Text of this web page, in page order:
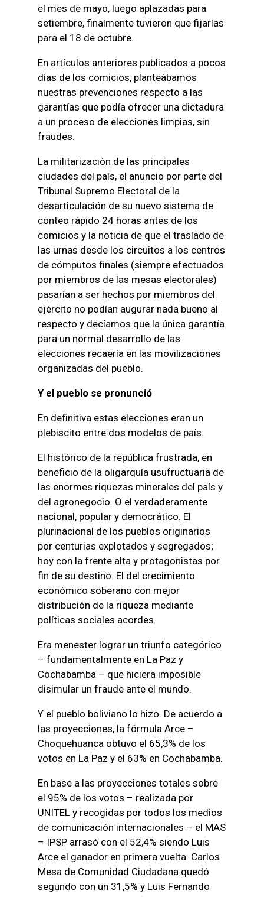
el mes de mayo, luego aplazadas para
setiembre, finalmente tuvieron que fijarlas
para el 18 de octubre.
En artículos anteriores publicados a pocos
días de los comicios, planteábamos
nuestras prevenciones respecto a las
garantías que podía ofrecer una dictadura
a un proceso de elecciones limpias, sin
fraudes.
La militarización de las principales
ciudades del país, el anuncio por parte del
Tribunal Supremo Electoral de la
desarticulación de su nuevo sistema de
conteo rápido 24 horas antes de los
comicios y la noticia de que el traslado de
las urnas desde los circuitos a los centros
de cómputos finales (siempre efectuados
por miembros de las mesas electorales)
pasarían a ser hechos por miembros del
ejército no podían augurar nada bueno al
respecto y decíamos que la única garantía
para un normal desarrollo de las
elecciones recaería en las movilizaciones
organizadas del pueblo.
Y el pueblo se pronunció
En definitiva estas elecciones eran un
plebiscito entre dos modelos de país.
El histórico de la república frustrada, en
beneficio de la oligarquía usufructuaria de
las enormes riquezas minerales del país y
del agronegocio. O el verdaderamente
nacional, popular y democrático. El
plurinacional de los pueblos originarios
por centurias explotados y segregados;
hoy con la frente alta y protagonistas por
fin de su destino. El del crecimiento
económico soberano con mejor
distribución de la riqueza mediante
políticas sociales acordes.
Era menester lograr un triunfo categórico
– fundamentalmente en La Paz y
Cochabamba – que hiciera imposible
disimular un fraude ante el mundo.
Y el pueblo boliviano lo hizo. De acuerdo a
las proyecciones, la fórmula Arce –
Choquehuanca obtuvo el 65,3% de los
votos en La Paz y el 63% en Cochabamba.
En base a las proyecciones totales sobre
el 95% de los votos – realizada por
UNITEL y recogidas por todos los medios
de comunicación internacionales – el MAS
– IPSP arrasó con el 52,4% siendo Luis
Arce el ganador en primera vuelta. Carlos
Mesa de Comunidad Ciudadana quedó
segundo con un 31,5% y Luis Fernando